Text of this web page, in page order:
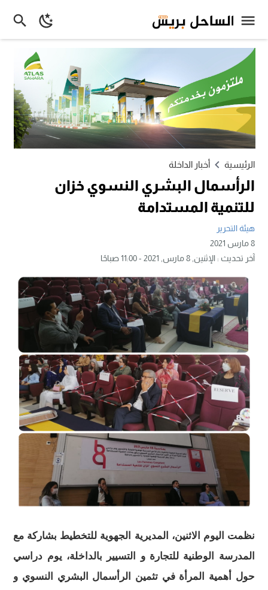
الرئيسية أخبار الداخلة
الرأسمال البشري النسوي خزان
للتنمية المستدامة
هيئة التحرير
8 مارس 2021
آخر تحديث :الإثنين, 8 مارس, 2021 - 11:00 صباحًا
نظمت اليوم الاثنين، المديرية الجهوية للتخطيط بشاركة مع
المدرسة الوطنية للتجارة و التسيير بالداخلة، يوم دراسي
حول أهمية المرأة في تثمين الرأسمال البشري النسوي و